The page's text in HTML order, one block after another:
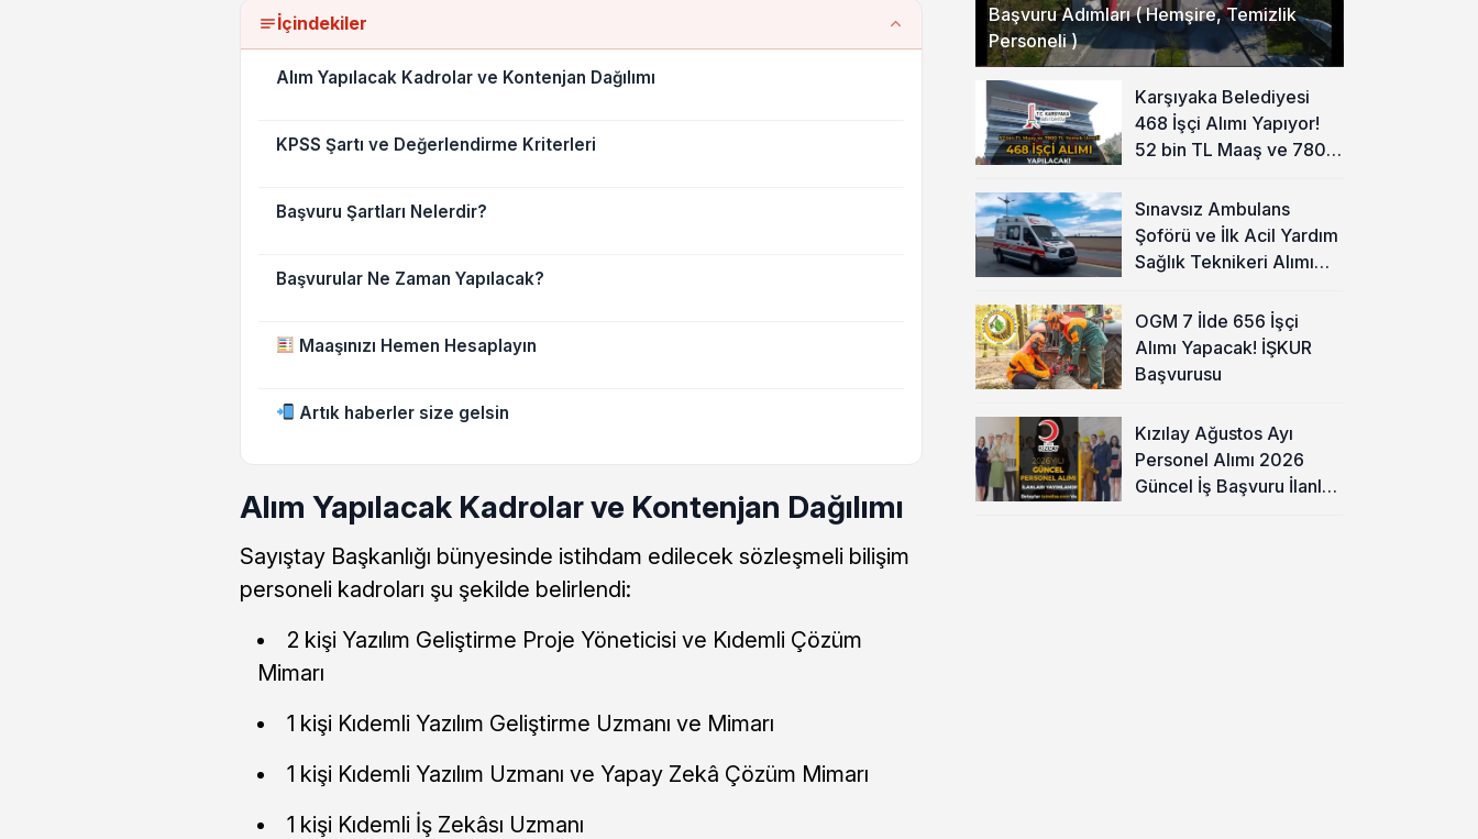
İçindekiler
Alım Yapılacak Kadrolar ve Kontenjan Dağılımı
KPSS Şartı ve Değerlendirme Kriterleri
Başvuru Şartları Nelerdir?
Başvurular Ne Zaman Yapılacak?
Maaşınızı Hemen Hesaplayın
Artık haberler size gelsin
Alım Yapılacak Kadrolar ve Kontenjan Dağılımı
Sayıştay Başkanlığı bünyesinde istihdam edilecek sözleşmeli bilişim
personeli kadroları şu şekilde belirlendi:
2 kişi Yazılım Geliştirme Proje Yöneticisi ve Kıdemli Çözüm
Mimarı
1 kişi Kıdemli Yazılım Geliştirme Uzmanı ve Mimarı
1 kişi Kıdemli Yazılım Uzmanı ve Yapay Zekâ Çözüm Mimarı
1 kişi Kıdemli İş Zekâsı Uzmanı
Başvuru Adımları ( Hemşire, Temizlik
Personeli )
Karşıyaka Belediyesi
468 İşçi Alımı Yapıyor!
52 bin TL Maaş ve 7800
Sınavsız Ambulans
Şoförü ve İlk Acil Yardım
Sağlık Teknikeri Alımı
OGM 7 İlde 656 İşçi
Alımı Yapacak! İŞKUR
Başvurusu
Kızılay Ağustos Ayı
Personel Alımı 2026
Güncel İş Başvuru İlanları